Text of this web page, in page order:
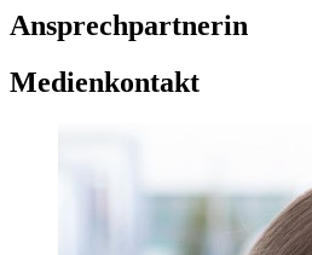
Ansprechpartnerin
Medienkontakt